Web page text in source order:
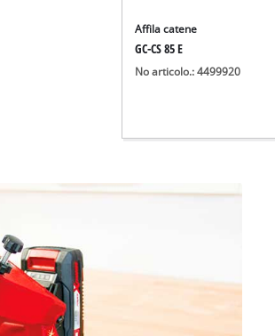
Affila catene
GC-CS 85 E
No articolo.: 4499920